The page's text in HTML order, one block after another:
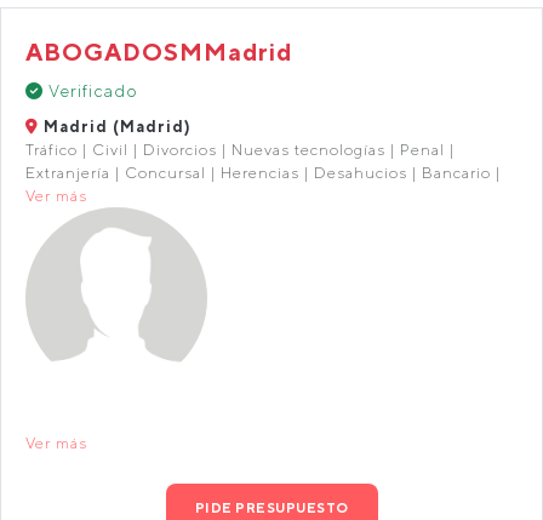
ABOGADOSMMadrid
Verificado
Madrid (Madrid)
Tráfico | Civil | Divorcios | Nuevas tecnologías | Penal |
Extranjería | Concursal | Herencias | Desahucios | Bancario |
Ver más
Ver más
PIDE PRESUPUESTO